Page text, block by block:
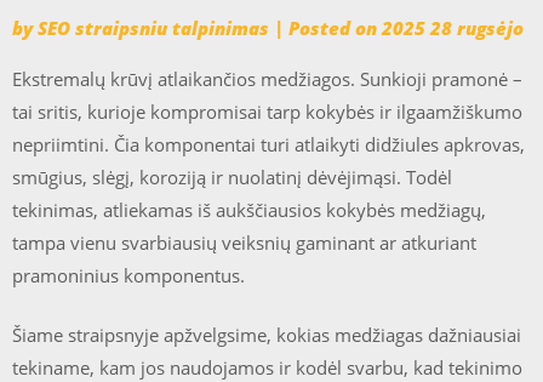
bySEO straipsniu talpinimas | Posted on 2025 28 rugsėjo
Ekstremalų krūvį atlaikančios medžiagos. Sunkioji pramonė –
tai sritis, kurioje kompromisai tarp kokybės ir ilgaamžiškumo
nepriimtini. Čia komponentai turi atlaikyti didžiules apkrovas,
smūgius, slėgį, koroziją ir nuolatinį dėvėjimąsi. Todėl
tekinimas, atliekamas iš aukščiausios kokybės medžiagų,
tampa vienu svarbiausių veiksnių gaminant ar atkuriant
pramoninius komponentus.
Šiame straipsnyje apžvelgsime, kokias medžiagas dažniausiai
tekiname, kam jos naudojamos ir kodėl svarbu, kad tekinimo